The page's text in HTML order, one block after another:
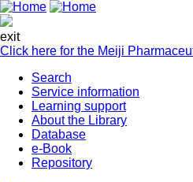
exit
Click here for the Meiji
Search
Service information
Learning support
About the Library
Database
e-Book
Repository